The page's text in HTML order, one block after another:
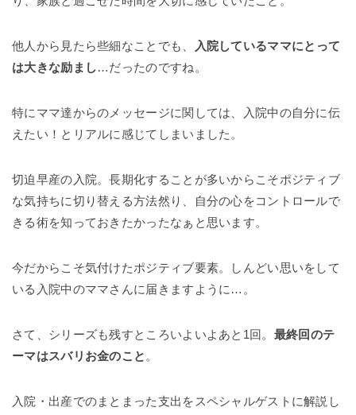
他人から見たら些細なことでも、
入院しているママにとって
は大きな励まし…だったのですね。
特にママ達からのメッセージに関しては、入院中の自分に伝
えたい！とリアルに感じてしまいました。
切迫早産の入院。長期化することが多いからこそポジティブ
な気持ちに切り替える方法然り、自分の心をコントロールで
きる術を知っておきたかったなぁと思います。
今だからこそ気付けたポジティブ要素。しんどい思いをして
いる入院中のママさんに届きますように…。
さて、シリーズも残すところいよいよあと1回。 最終回のテ
ーマはスバリお金のこと 。
入院・出産でのまとまった支出をスペシャルゲストに解説し